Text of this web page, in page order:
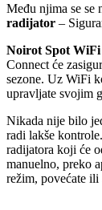
Među njima se se
radijator –
Noirot Spot
Connect će
sezone. Uz WiFi
upravljate svojim
Nikada nije bilo
radi lakše
radijatora koji će
manuelno, preko
režim, povećate ili